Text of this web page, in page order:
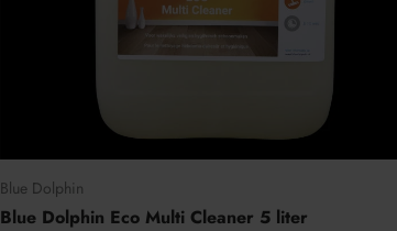
Blue Dolphin
Blue Dolphin Eco Multi Cleaner 5 liter